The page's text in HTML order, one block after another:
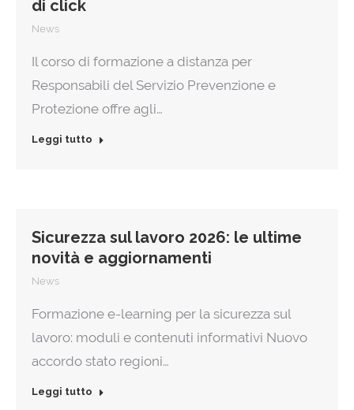
di click
News
Il corso di formazione a distanza per
Responsabili del Servizio Prevenzione e
Protezione offre agli…
Leggi tutto
Sicurezza sul lavoro 2026: le ultime
novità e aggiornamenti
News
Formazione e-learning per la sicurezza sul
lavoro: moduli e contenuti informativi Nuovo
accordo stato regioni…
Leggi tutto